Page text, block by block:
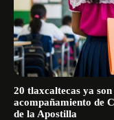
20 tlaxcaltecas ya
acompañamiento de
de la Apostilla